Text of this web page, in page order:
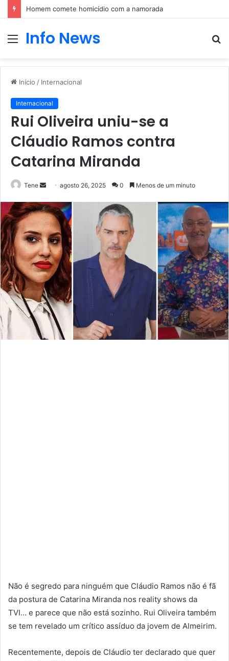
Homem comete homicídio com a namorada
Menu
Info News
Início / Internacional
Internacional
Rui Oliveira uniu-se a
Cláudio Ramos contra
Catarina Miranda
Tene
Mande
e-
mail
agosto 26, 2025 0 Menos de um minuto
Não é segredo para ninguém que Cláudio Ramos não é fã
da postura de Catarina Miranda nos reality shows da
TVI… e parece que não está sozinho. Rui Oliveira também
se tem revelado um crítico assíduo da jovem de Almeirim.
Recentemente, depois de Cláudio ter declarado que quer